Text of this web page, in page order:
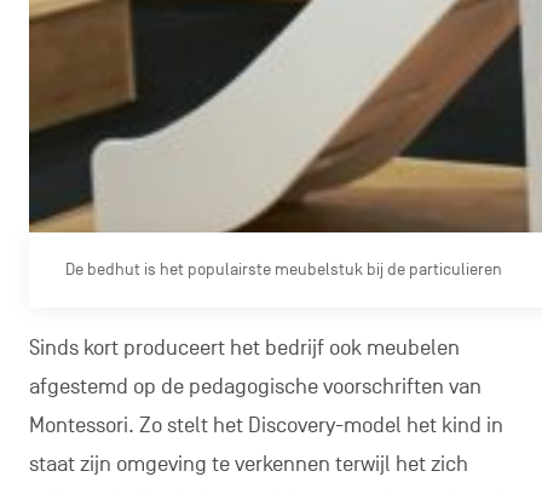
De bedhut is het populairste meubelstuk bij de particulieren
Sinds kort produceert het bedrijf ook meubelen
afgestemd op de pedagogische voorschriften van
Montessori. Zo stelt het Discovery-model het kind in
staat zijn omgeving te verkennen terwijl het zich